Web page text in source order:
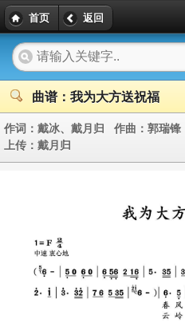
首页 返回
曲谱：我为大方送祝福
作词： 戴冰、戴月归 作曲： 郭瑞锋
上传： 戴月归